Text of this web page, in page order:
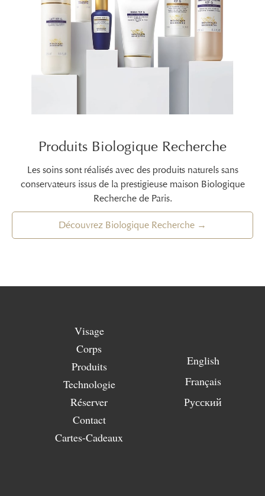
Produits Biologique Recherche
Les soins sont réalisés avec des produits naturels sans
conservateurs issus de la prestigieuse maison Biologique
Recherche de Paris.
Découvrez Biologique Recherche →
Visage
Corps
Produits
Technologie
Réserver
Contact
Cartes-Cadeaux
English
Français
Русский